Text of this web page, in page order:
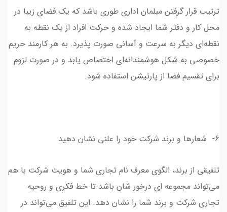
ترتیب قرار گرفتن مبلمان اداری طوری باشد که یک فضای زیبا در
محل کار و دفتر شما ایجاد شده و حرکت افراد از یک نقطه به
نقطه‌ای دیگر به سرعت و آسانی صورت پذیرد. به هر کارمند حریم
خصوصی به شکل هوشمندانه‌ای اختصاص یابد و در صورت لزوم
برای تقسیم فضا از پارتیشن استفاده شود.
6- شعار‌ها و برند شرکت خود را علنی نشان دهید
تلفیقی از برند، الگوی معرف نام تجاری شما و هویت شرکت با هم
می‌تواند مجموعه ای درخور شان باشد تا خط فکری و روحیه
تجاری شرکت و برند شما را نشان دهد. این تلفیق می‌تواند در